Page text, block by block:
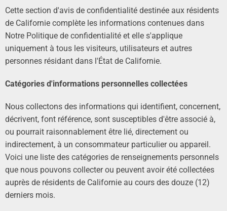
Cette section d'avis de confidentialité destinée aux résidents
de Californie complète les informations contenues dans
Notre Politique de confidentialité et elle s'applique
uniquement à tous les visiteurs, utilisateurs et autres
personnes résidant dans l'État de Californie.
Catégories d'informations personnelles collectées
Nous collectons des informations qui identifient, concernent,
décrivent, font référence, sont susceptibles d'être associé à,
ou pourrait raisonnablement être lié, directement ou
indirectement, à un consommateur particulier ou appareil.
Voici une liste des catégories de renseignements personnels
que nous pouvons collecter ou peuvent avoir été collectées
auprès de résidents de Californie au cours des douze (12)
derniers mois.